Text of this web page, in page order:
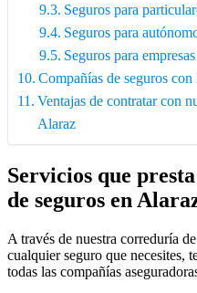
Seguros para
Seguros para
Seguros para empresas
Compañías de seguros
Ventajas de contratar con
Alaraz
Servicios que
de seguros en
A través de nuestra correduría
cualquier seguro que necesites,
todas las compañías